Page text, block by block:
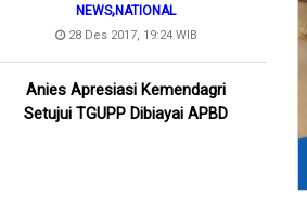
NEWS,NATIONAL
28 Des 2017, 19:24 WIB
Anies Apresiasi Kemendagri
Setujui TGUPP Dibiayai APBD